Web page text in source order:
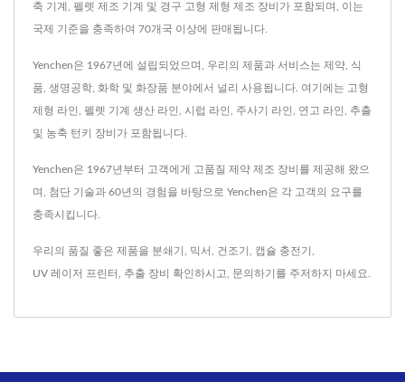
축 기계, 펠렛 제조 기계 및 경구 고형 제형 제조 장비가 포함되며, 이는
국제 기준을 충족하여 70개국 이상에 판매됩니다.
Yenchen은 1967년에 설립되었으며, 우리의 제품과 서비스는 제약, 식
품, 생명공학, 화학 및 화장품 분야에서 널리 사용됩니다. 여기에는 고형
제형 라인, 펠렛 기계 생산 라인, 시럽 라인, 주사기 라인, 연고 라인, 추출
및 농축 턴키 장비가 포함됩니다.
Yenchen은 1967년부터 고객에게 고품질 제약 제조 장비를 제공해 왔으
며, 첨단 기술과 60년의 경험을 바탕으로 Yenchen은 각 고객의 요구를
충족시킵니다.
우리의 품질 좋은 제품을 분쇄기 믹서 건조기 캡슐 충전기
UV 레이저 프린터 추출 장비 확인하시고, 문의하기 를 주저하지 마세요.